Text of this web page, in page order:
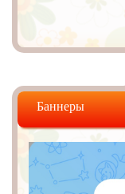
Баннеры